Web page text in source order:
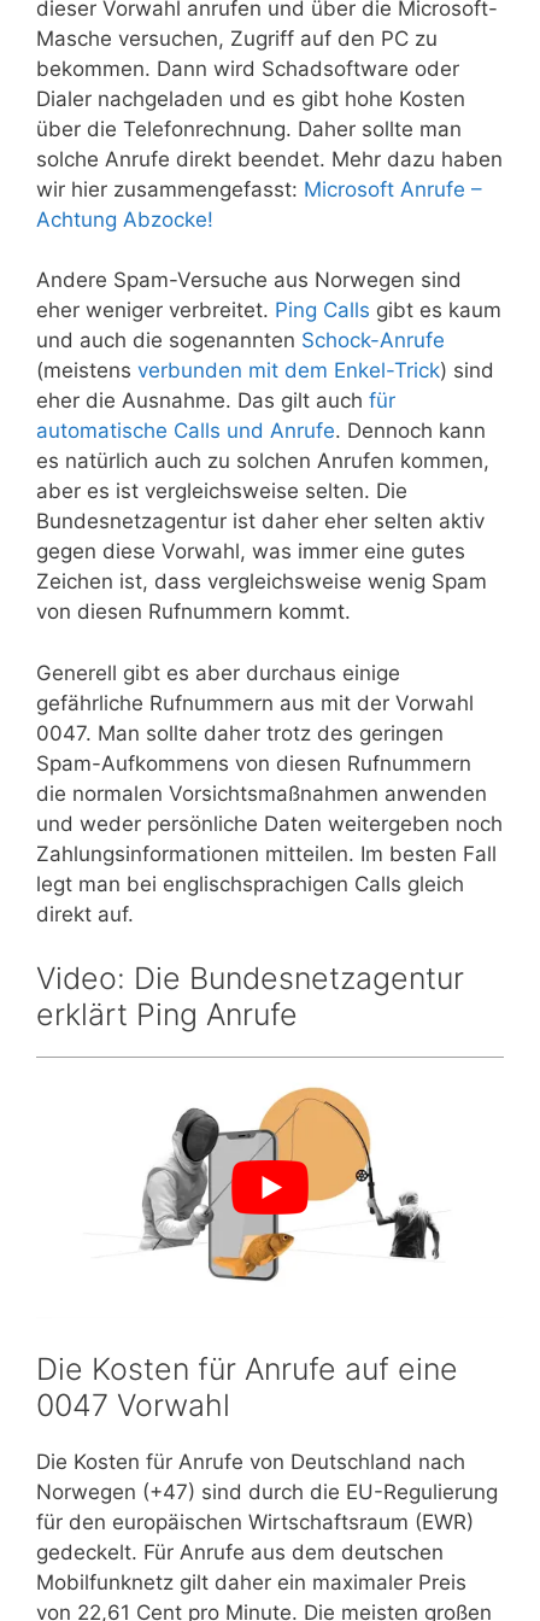
dieser Vorwahl anrufen und über die Microsoft-
Masche versuchen, Zugriff auf den PC zu
bekommen. Dann wird Schadsoftware oder
Dialer nachgeladen und es gibt hohe Kosten
über die Telefonrechnung. Daher sollte man
solche Anrufe direkt beendet. Mehr dazu haben
wir hier zusammengefasst: Microsoft Anrufe –
Achtung Abzocke!
Andere Spam-Versuche aus Norwegen sind
eher weniger verbreitet. Ping Calls gibt es kaum
und auch die sogenannten Schock-Anrufe
(meistens verbunden mit dem Enkel-Trick) sind
eher die Ausnahme. Das gilt auch für
automatische Calls und Anrufe. Dennoch kann
es natürlich auch zu solchen Anrufen kommen,
aber es ist vergleichsweise selten. Die
Bundesnetzagentur ist daher eher selten aktiv
gegen diese Vorwahl, was immer eine gutes
Zeichen ist, dass vergleichsweise wenig Spam
von diesen Rufnummern kommt.
Generell gibt es aber durchaus einige
gefährliche Rufnummern aus mit der Vorwahl
0047. Man sollte daher trotz des geringen
Spam-Aufkommens von diesen Rufnummern
die normalen Vorsichtsmaßnahmen anwenden
und weder persönliche Daten weitergeben noch
Zahlungsinformationen mitteilen. Im besten Fall
legt man bei englischsprachigen Calls gleich
direkt auf.
Video: Die Bundesnetzagentur
erklärt Ping Anrufe
Die Kosten für Anrufe auf eine
0047 Vorwahl
Die Kosten für Anrufe von Deutschland nach
Norwegen (+47) sind durch die EU-Regulierung
für den europäischen Wirtschaftsraum (EWR)
gedeckelt. Für Anrufe aus dem deutschen
Mobilfunknetz gilt daher ein maximaler Preis
von 22,61 Cent pro Minute. Die meisten großen